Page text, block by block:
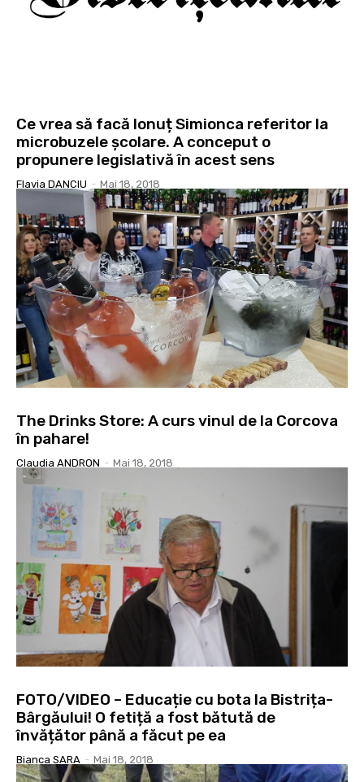
Ce vrea să facă Ionuț Simionca referitor la
microbuzele școlare. A conceput o
propunere legislativă în acest sens
Flavia DANCIU - Mai 18, 2018
The Drinks Store: A curs vinul de la Corcova
în pahare!
Claudia ANDRON - Mai 18, 2018
FOTO/VIDEO – Educație cu bota la Bistrița-
Bârgăului! O fetiță a fost bătută de
învățător până a făcut pe ea
Bianca SARA - Mai 18, 2018